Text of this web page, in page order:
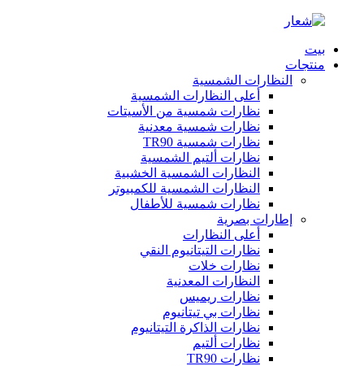
بيت
منتجات
النظارات الشمسية
أعلى النظارات الشمسية
نظارات شمسية من الأسيتات
نظارات شمسية معدنية
نظارات شمسية TR90
نظارات ألتيم الشمسية
النظارات الشمسية الخشبية
النظارات الشمسية للكمبيوتر
نظارات شمسية للأطفال
إطارات بصرية
أعلى النظارات
نظارات التيتانيوم النقي
نظارات خلات
النظارات المعدنية
نظارات ريميس
نظارات بي تيتانيوم
نظارات الذاكرة التيتانيوم
نظارات ألتيم
نظارات TR90